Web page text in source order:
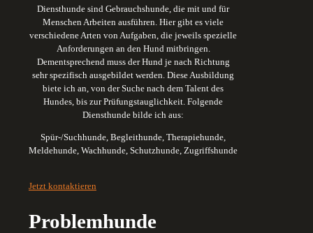
Diensthunde sind Gebrauchshunde, die mit und für
Menschen Arbeiten ausführen. Hier gibt es viele
verschiedene Arten von Aufgaben, die jeweils spezielle
Anforderungen an den Hund mitbringen.
Dementsprechend muss der Hund je nach Richtung
sehr spezifisch ausgebildet werden. Diese Ausbildung
biete ich an, von der Suche nach dem Talent des
Hundes, bis zur Prüfungstauglichkeit. Folgende
Diensthunde bilde ich aus:
Spür-/Suchhunde, Begleithunde, Therapiehunde,
Meldehunde, Wachhunde, Schutzhunde, Zugriffshunde
Jetzt kontaktieren
Problemhunde